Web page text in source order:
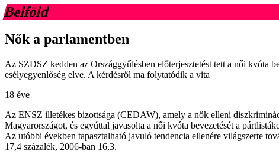
Belföld
Nők a parlamentben
Az SZDSZ kedden az Országgyűlésben előterjesztetést tett a női kvóta
esélyegyenlőség elve. A kérdésről ma folytatódik a vita
18 éve
Az ENSZ illetékes bizottsága (CEDAW), amely a nők elleni
Magyarországot, és egyúttal javasolta a női kvóta bevezetését a
Az utóbbi években tapasztalható javuló tendencia ellenére világszerte
17,4 százalék, 2006-ban 16,3.